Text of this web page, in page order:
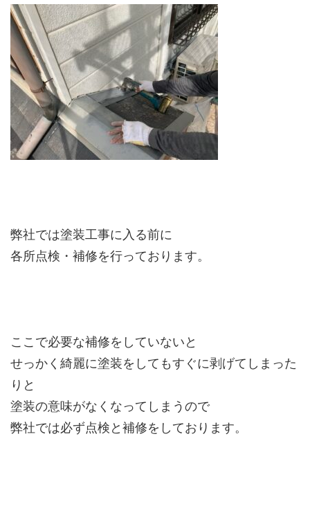
弊社では塗装工事に入る前に
各所点検・補修を行っております。
ここで必要な補修をしていないと
せっかく綺麗に塗装をしてもすぐに剥げてしまった
りと
塗装の意味がなくなってしまうので
弊社では必ず点検と補修をしております。